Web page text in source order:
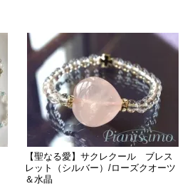
【聖なる愛】サクレクール ブレス
レット（シルバー）/ローズクオーツ
＆水晶